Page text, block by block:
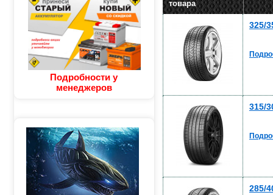
Подробности у
менеджеров
товара
325/
315/
285/